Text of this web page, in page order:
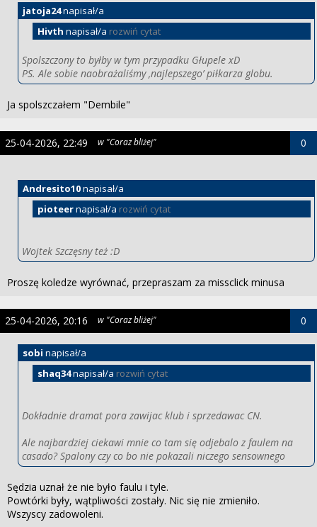
jatoja24napisał/a
Hivth napisał/a rozwiń cytat
Spolszczony to byłby w tym przypadku Głupele xD
PS. Ale sobie naobrażaliśmy ‚najlepszego’ piłkarza globu.
Ja spolszczałem "Dembile"
Andresito10napisał/a
pioteernapisał/a rozwiń cytat
Wojtek Szczęsny też :D
Proszę koledze wyrównać, przepraszam za missclick minusa
25-04-2026, 22:49 w "Coraz bliżej" 0
sobi napisał/a
shaq34napisał/a rozwiń cytat
Dokładnie dramat pora zawijac klub i sprzedawac CN.
Ale najbardziej ciekawi mnie co tam się odjebalo z faulem na
casado? Spalony czy co bo nie pokazali niczego sensownego
Sędzia uznał że nie było faulu i tyle.
Powtórki były, wątpliwości zostały. Nic się nie zmieniło.
Wszyscy zadowoleni.
25-04-2026, 20:16 w "Coraz bliżej" 0